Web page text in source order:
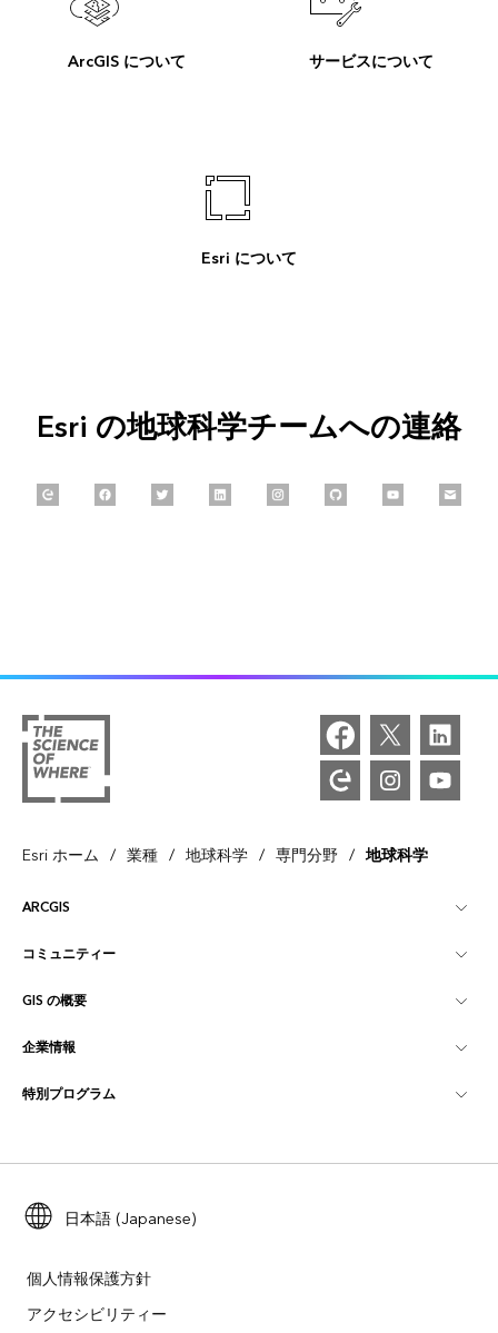
ArcGIS について サービスについて
Esri について
Esri の地球科学チームへの連絡
Explore our Esri Community
Follow us on Facebook
Follow us on Twitter
Connect with us on LinkedIn
Follow us on Instagram
Explore our GitHub
Follow us on
Email
Esri ホーム / 業種 / 地球科学 / 専門分野 / 地球科学
ARCGIS
ArcGIS の概要
マッピング
ArcGIS Online
開発者向けテクノロジー
ArcGIS Location Platform
コミュニティー
Esri Community
ArcGIS ブログ
ユーザー調査およびテスト
Esri Young Professionals Network
イベント
GIS の概要
GIS とは
ロケーション インテリジェンス
トレーニング
ArcUser
ArcWatch
企業情報
Esri について
採用情報
パートナー
特別プログラム
ArcGIS for Student Use
災害対応
日本語 (Japanese)
個人情報保護方針
アクセシビリティー